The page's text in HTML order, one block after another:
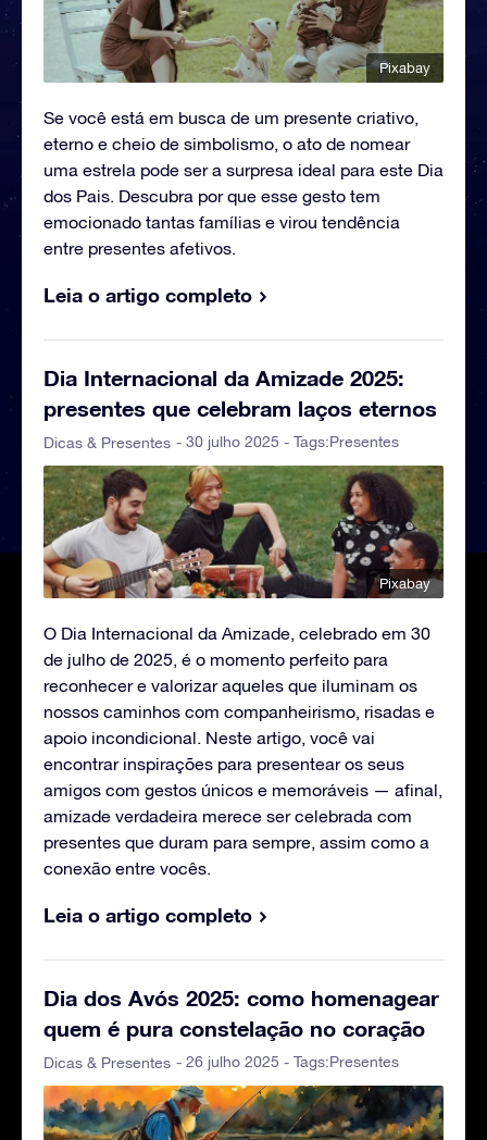
Pixabay
Se você está em busca de um presente criativo,
eterno e cheio de simbolismo, o ato de nomear
uma estrela pode ser a surpresa ideal para este Dia
dos Pais. Descubra por que esse gesto tem
emocionado tantas famílias e virou tendência
entre presentes afetivos.
Leia o artigo completo
Dia Internacional da Amizade 2025:
presentes que celebram laços eternos
Dicas & Presentes - 30 julho 2025 - Tags:Presentes
Pixabay
O Dia Internacional da Amizade, celebrado em 30
de julho de 2025, é o momento perfeito para
reconhecer e valorizar aqueles que iluminam os
nossos caminhos com companheirismo, risadas e
apoio incondicional. Neste artigo, você vai
encontrar inspirações para presentear os seus
amigos com gestos únicos e memoráveis — afinal,
amizade verdadeira merece ser celebrada com
presentes que duram para sempre, assim como a
conexão entre vocês.
Leia o artigo completo
Dia dos Avós 2025: como homenagear
quem é pura constelação no coração
Dicas & Presentes - 26 julho 2025 - Tags:Presentes